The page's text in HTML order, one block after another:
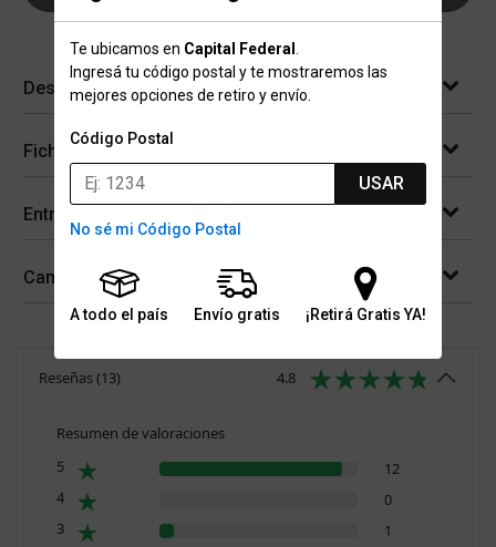
Te ubicamos en Capital Federal
Ingresá tu código postal y te mostraremos las
mejores opciones de retiro y envío.
Código Postal
USAR
No sé mi Código Postal
A todo el país Envío gratis ¡Retirá Gratis YA!
Descripción
Ficha técnica
Entregas
Cambios y devoluciones
Reseñas(13) 4.8
Resumen de valoraciones
5
12
4
0
3
1